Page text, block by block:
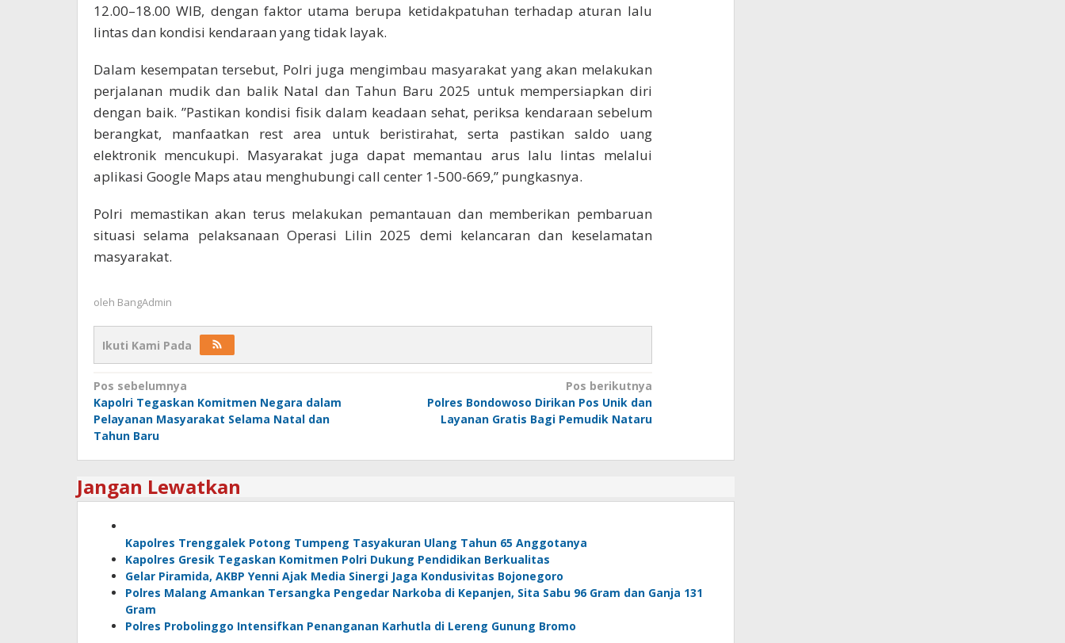
12.00–18.00 WIB, dengan faktor utama berupa ketidakpatuhan terhadap aturan lalu
lintas dan kondisi kendaraan yang tidak layak.
Dalam kesempatan tersebut, Polri juga mengimbau masyarakat yang akan melakukan
perjalanan mudik dan balik Natal dan Tahun Baru 2025 untuk mempersiapkan diri
dengan baik. ”Pastikan kondisi fisik dalam keadaan sehat, periksa kendaraan sebelum
berangkat, manfaatkan rest area untuk beristirahat, serta pastikan saldo uang
elektronik mencukupi. Masyarakat juga dapat memantau arus lalu lintas melalui
aplikasi Google Maps atau menghubungi call center 1-500-669,” pungkasnya.
Polri memastikan akan terus melakukan pemantauan dan memberikan pembaruan
situasi selama pelaksanaan Operasi Lilin 2025 demi kelancaran dan keselamatan
masyarakat.
oleh BangAdmin
Ikuti Kami Pada
Navigasi
pos
Pos sebelumnya
Kapolri Tegaskan Komitmen Negara dalam
Pelayanan Masyarakat Selama Natal dan
Tahun Baru
Pos berikutnya
Polres Bondowoso Dirikan Pos Unik dan
Layanan Gratis Bagi Pemudik Nataru
Jangan Lewatkan
Kapolres Trenggalek Potong Tumpeng Tasyakuran Ulang Tahun 65 Anggotanya
Kapolres Gresik Tegaskan Komitmen Polri Dukung Pendidikan Berkualitas
Gelar Piramida, AKBP Yenni Ajak Media Sinergi Jaga Kondusivitas Bojonegoro
Polres Malang Amankan Tersangka Pengedar Narkoba di Kepanjen, Sita Sabu 96 Gram dan Ganja 131
Gram
Polres Probolinggo Intensifkan Penanganan Karhutla di Lereng Gunung Bromo